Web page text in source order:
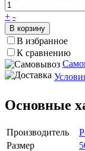
+ -
В корзину
В избранное
К сравнению
Основные
Производитель
Размер